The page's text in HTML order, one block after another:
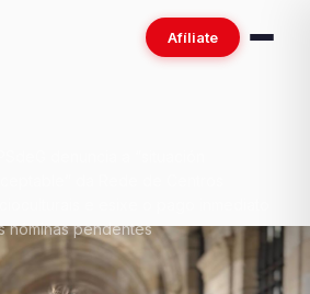
Afíliate
nóminas pendentes